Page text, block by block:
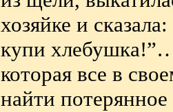
хозяйке и
купи
которая все в
найти